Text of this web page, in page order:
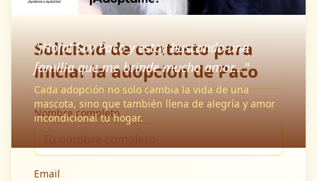
"¡Hola! Soy Paco y estoy buscando una
familia que me brinde mucho amor..."
Cada adopción no solo cambia la vida de una
mascota, sino que también llena de alegría y amor
incondicional tu hogar.
Solicitud de contacto para
iniciar la adopción de Paco
Nombre completo
Email